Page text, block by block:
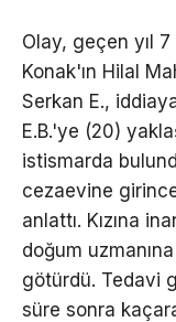
Olay, geçen yıl
Konak'ın Hilal
Serkan E.,
E.B.'ye (20)
istismarda
cezaevine
anlattı. Kızına
doğum
götürdü. Tedavi
süre sonra